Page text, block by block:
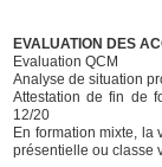
EVALUATION DES
Evaluation QCM
Analyse de situation
Attestation de fin de
12/20
En formation mixte,
présentielle ou classe